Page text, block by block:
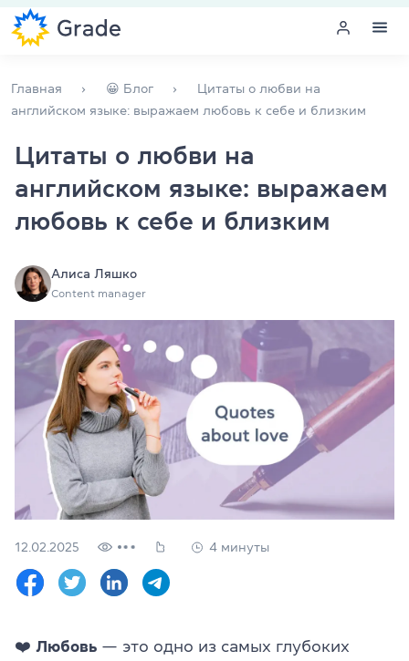
Обучение для преподавателей
Английский для компаний
Подготовка к экзаменам
Больше о нас
Проверитьсвойуровень
Оставить заявку
Язык сайта
(063) 580 11 00
Главная 😀 Блог
Цитаты о любви на
английском языке: выражаем любовь к себе и близким
Цитаты о любви на
английском языке: выражаем
любовь к себе и близким
Алиса Ляшко
Content manager
12.02.2025 4 минуты
❤️ Любовь — это одно из самых глубоких